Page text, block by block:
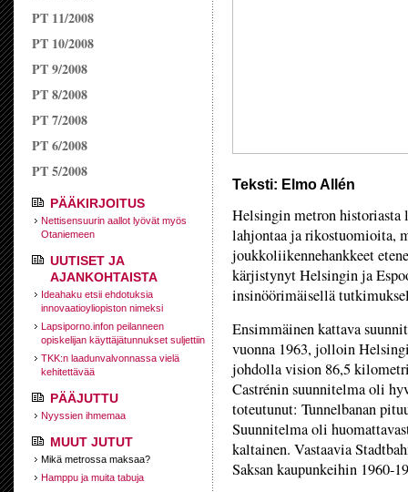
PT 11/2008
PT 10/2008
PT 9/2008
PT 8/2008
PT 7/2008
PT 6/2008
PT 5/2008
PÄÄKIRJOITUS
Nettisensuurin aallot lyövät myös
Otaniemeen
UUTISET JA
AJANKOHTAISTA
Ideahaku etsii ehdotuksia
innovaatioyliopiston nimeksi
Lapsiporno.infon peilanneen
opiskelijan käyttäjätunnukset suljettiin
TKK:n laadunvalvonnassa vielä
kehitettävää
PÄÄJUTTU
Nyyssien ihmemaa
MUUT JUTUT
Mikä metrossa maksaa?
Hamppu ja muita tabuja
Teksti: Elmo Allén
Helsingin metron
lahjontaa ja rikostuomioita,
joukkoliikennehankkeet
kärjistynyt Helsingin ja
insinöörimäisellä
Ensimmäinen kattava
vuonna 1963, jolloin
johdolla vision 86,5
Castrénin suunnitelma oli
toteutunut: Tunnelbanan
Suunnitelma oli
kaltainen. Vastaavia
Saksan kaupunkeihin 1960-